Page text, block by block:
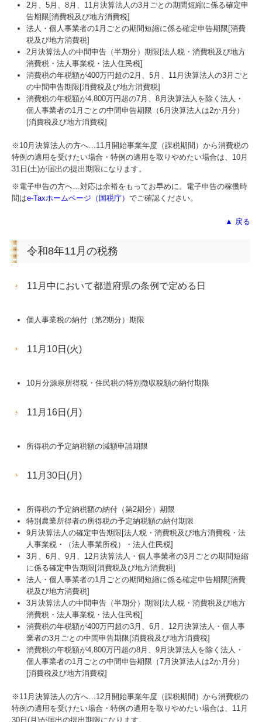
2月、5月、8月、11月決算法人の3月ごとの期間短縮に係る確定申
告期限[消費税及び地方消費税]
法人・個人事業者の1月ごとの期間短縮に係る確定申告期限[消費
税及び地方消費税]
2月決算法人の中間申告（半期分）期限[法人税・消費税及び地方
消費税・法人事業税・法人住民税]
消費税の年税額が400万円超の2月、5月、11月決算法人の3月ごと
の中間申告期限[消費税及び地方消費税]
消費税の年税額が4,800万円超の7月、8月決算法人を除く法人・
個人事業者の1月ごとの中間申告期限（6月決算法人は2か月分）
[消費税及び地方消費税]
※10月決算法人の方へ…11月開始事業年度（課税期間）から消費税の
特例の適用を受けたい場合・特例の適用を取りやめたい場合は、10月
31日(土)が届出の提出期限になります。
※電子申告の方へ…対応は余裕をもってお早めに。電子申告の稼働時
間はe-Taxホームページ（国税庁） でご確認ください。
▲ 戻る
令和8年11月の税務
11月中において都道府県の条例で定める日
個人事業税の納付（第2期分）期限
11月10日(火)
10月分源泉所得税・住民税の特別徴収税額の納付期限
11月16日(月)
所得税の予定納税額の減額申請期限
11月30日(月)
所得税の予定納税額の納付（第2期分）期限
特別農業所得者の所得税の予定納税額の納付期限
9月決算法人の確定申告期限[法人税・消費税及び地方消費税・法
人事業税・（法人事業所税）・法人住民税]
3月、6月、9月、12月決算法人・個人事業者の3月ごとの期間短縮
に係る確定申告期限[消費税及び地方消費税]
法人・個人事業者の1月ごとの期間短縮に係る確定申告期限[消費
税及び地方消費税]
3月決算法人の中間申告（半期分）期限[法人税・消費税及び地方
消費税・法人事業税・法人住民税]
消費税の年税額が400万円超の3月、6月、12月決算法人・個人事
業者の3月ごとの中間申告期限[消費税及び地方消費税]
消費税の年税額が4,800万円超の8月、9月決算法人を除く法人・
個人事業者の1月ごとの中間申告期限（7月決算法人は2か月分）
[消費税及び地方消費税]
※11月決算法人の方へ…12月開始事業年度（課税期間）から消費税の
特例の適用を受けたい場合・特例の適用を取りやめたい場合は、11月
30日(月)が届出の提出期限になります。